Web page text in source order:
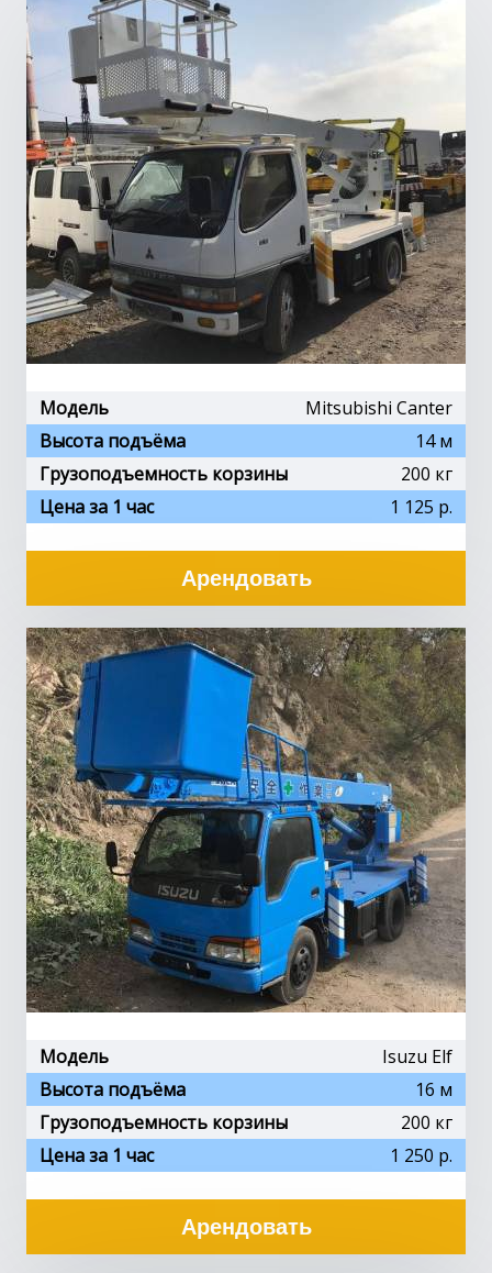
Модель
Mitsubishi Canter
Высота подъёма
14 м
Грузоподъемность корзины
200 кг
Цена за 1 час
1 125 р.
Арендовать
Модель
Isuzu Elf
Высота подъёма
16 м
Грузоподъемность корзины
200 кг
Цена за 1 час
1 250 р.
Арендовать